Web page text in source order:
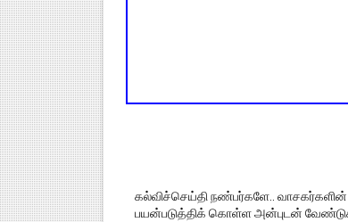
கல்விச்செய்தி நண்பர்களே.. வாசகர்களின்
பயன்படுத்திக் கொள்ள அன்புடன்